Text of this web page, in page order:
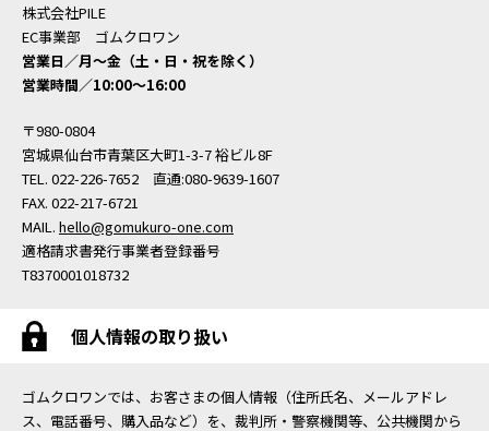
株式会社PILE
EC事業部 ゴムクロワン
営業日／月〜金（土・日・祝を除く）
営業時間／10:00〜16:00
〒980-0804
宮城県仙台市青葉区大町1-3-7 裕ビル8F
TEL. 022-226-7652 直通:080-9639-1607
FAX. 022-217-6721
MAIL. hello@gomukuro-one.com
適格請求書発行事業者登録番号
T8370001018732
個人情報の取り扱い
ゴムクロワンでは、お客さまの個人情報（住所氏名、メールアドレ
ス、電話番号、購入品など）を、裁判所・警察機関等、公共機関から